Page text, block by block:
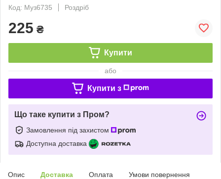
Код: Муз6735
Роздріб
225 ₴
Купити
або
Купити з
Що таке купити з Пром?
Замовлення під захистом
Доступна доставка
Опис Доставка Оплата Умови повернення